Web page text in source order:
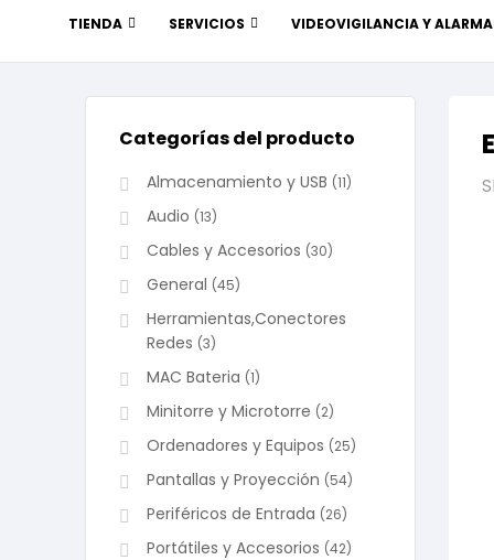
TIENDA SERVICIOS VIDEOVIGILANCIA Y
Categorías del producto
Almacenamiento y USB (11)
Audio (13)
Cables y Accesorios (30)
General (45)
Herramientas,Conectores
Redes (3)
MAC Bateria (1)
Minitorre y Microtorre (2)
Ordenadores y Equipos (25)
Pantallas y Proyección (54)
Periféricos de Entrada (26)
Portátiles y Accesorios (42)